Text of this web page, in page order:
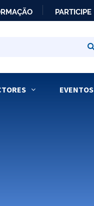
PARTICIPE
EVENTOS